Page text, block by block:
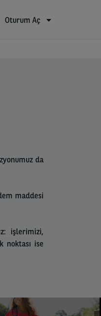
Oturum Aç
da
maddesi
işlerimizi,
noktası ise